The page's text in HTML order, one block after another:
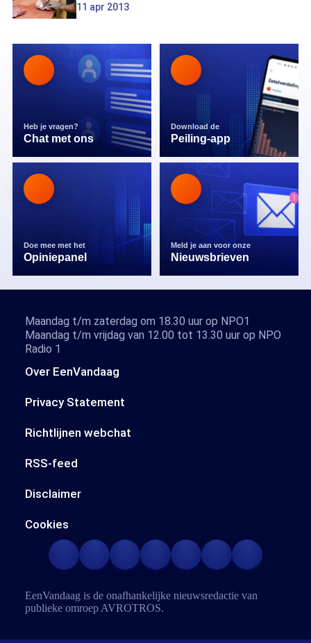
11 apr 2013
Heb je vragen?
Chat met ons
Download de
Peiling-app
Doe mee met het
Opiniepanel
Meld je aan voor onze
Nieuwsbrieven
Over EenVandaag
Privacy Statement
Richtlijnen webchat
RSS-feed
Disclaimer
Cookies
Maandag t/m zaterdag om 18.30 uur op NPO1
Maandag t/m vrijdag van 12.00 tot 13.30 uur op NPO
Radio 1
EenVandaag is de onafhankelijke nieuwsredactie van
publieke omroep AVROTROS.